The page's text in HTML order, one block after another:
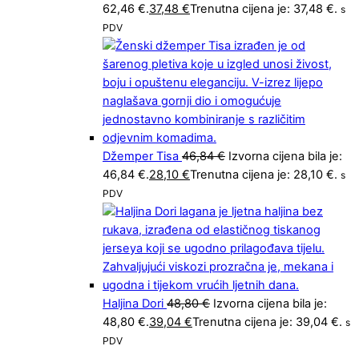
62,46 €.37,48 €Trenutna cijena je: 37,48 €. s
PDV
Džemper Tisa 46,84€ Izvorna cijena bila je:
46,84 €.28,10 €Trenutna cijena je: 28,10 €. s
PDV
Haljina Dori 48,80€ Izvorna cijena bila je:
48,80 €.39,04 €Trenutna cijena je: 39,04 €. s
PDV